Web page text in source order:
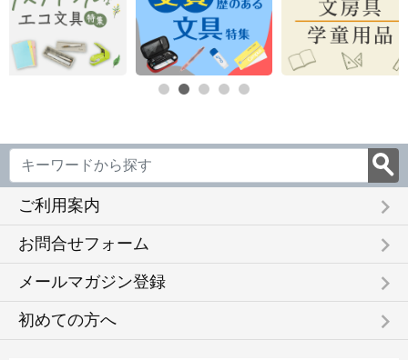
ご利用案内 keyboard_arrow_right
お問合せフォーム keyboard_arrow_right
メールマガジン登録 keyboard_arrow_right
初めての方へ keyboard_arrow_right